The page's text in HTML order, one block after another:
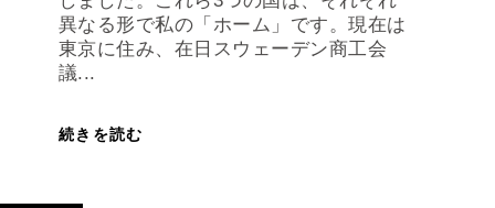
東京に住み、在日スウェーデン商工会
議...